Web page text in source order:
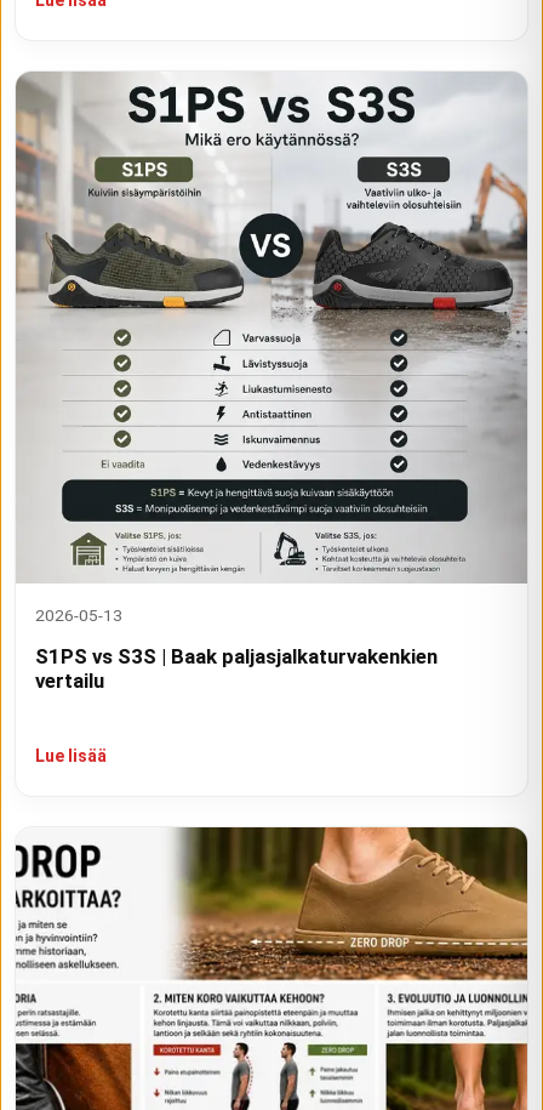
2026-05-13
S1PS vs S3S | Baak paljasjalkaturvakenkien
vertailu
Lue lisää